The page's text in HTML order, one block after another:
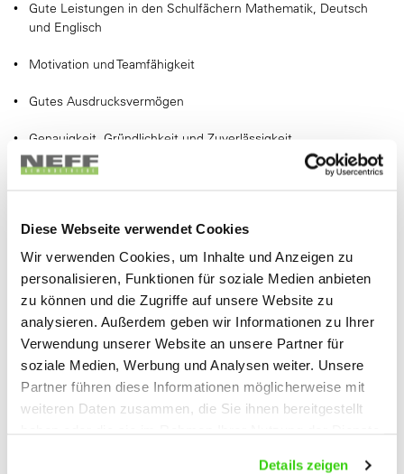
Diese Webseite verwendet Cookies
Wir verwenden Cookies, um Inhalte und Anzeigen zu
personalisieren, Funktionen für soziale Medien anbieten
zu können und die Zugriffe auf unsere Website zu
analysieren. Außerdem geben wir Informationen zu Ihrer
Verwendung unserer Website an unsere Partner für
soziale Medien, Werbung und Analysen weiter. Unsere
Partner führen diese Informationen möglicherweise mit
weiteren Daten zusammen, die Sie ihnen bereitgestellt
Details zeigen
Gute Leistungen in den Schulfächern Mathematik, Deutsch
und Englisch
Motivation und Teamfähigkeit
Gutes Ausdrucksvermögen
Genauigkeit, Gründlichkeit und Zuverlässigkeit
Interesse, dann jetzt bewerben oder anrufen:
Christiane Brenner
Karl-Benz-Str. 28
c.brenner@neff-gt.de‘
07157-53890-152
STELLENANZEIGE AZUBI
INDUSTRIEMECHANIKER (M/W/D)
Für Deine und unsere Zukunft suchen wir engagierte